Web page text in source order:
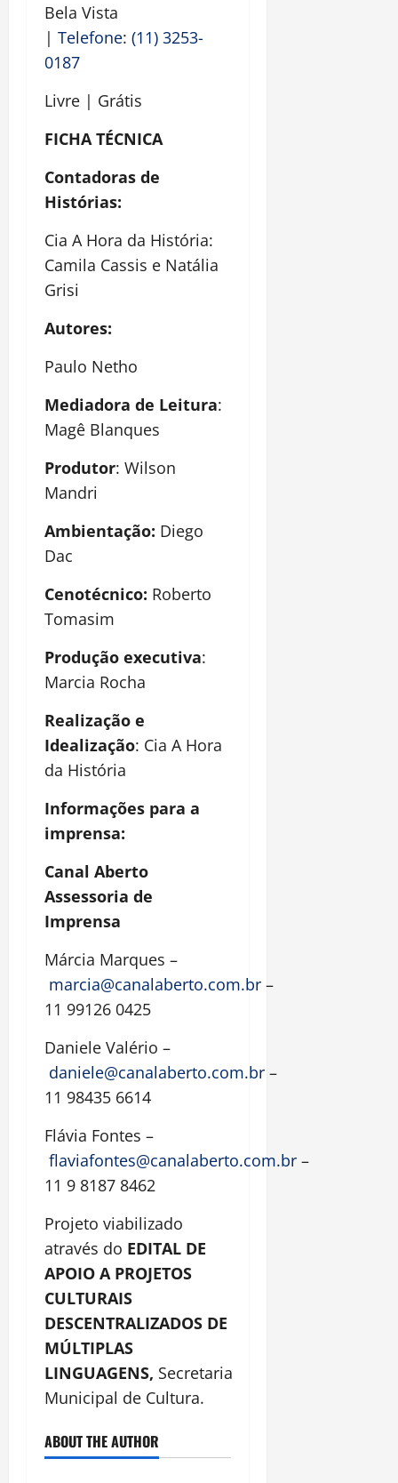
Bela Vista
| Telefone: (11) 3253-
0187
Livre | Grátis
FICHA TÉCNICA
Contadoras de
Histórias:
Cia A Hora da História:
Camila Cassis e Natália
Grisi
Autores:
Paulo Netho
Mediadora de Leitura:
Magê Blanques
Produtor: Wilson
Mandri
Ambientação: Diego
Dac
Cenotécnico: Roberto
Tomasim
Produção executiva:
Marcia Rocha
Realização e
Idealização: Cia A Hora
da História
Informações para a
imprensa:
Canal Aberto
Assessoria de
Imprensa
Márcia Marques –
marcia@canalaberto.com.br –
11 99126 0425
Daniele Valério –
daniele@canalaberto.com.br –
11 98435 6614
Flávia Fontes –
flaviafontes@canalaberto.com.br –
11 9 8187 8462
Projeto viabilizado
através do EDITAL DE
APOIO A PROJETOS
CULTURAIS
DESCENTRALIZADOS DE
MÚLTIPLAS
LINGUAGENS, Secretaria
Municipal de Cultura.
ABOUT THE AUTHOR